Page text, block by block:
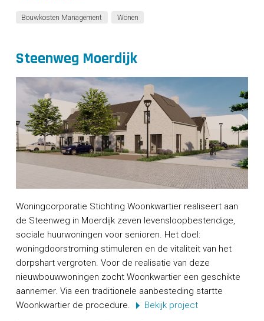
Bouwkosten Management Wonen
Steenweg Moerdijk
Woningcorporatie Stichting Woonkwartier realiseert aan
de Steenweg in Moerdijk zeven levensloopbestendige,
sociale huurwoningen voor senioren. Het doel:
woningdoorstroming stimuleren en de vitaliteit van het
dorpshart vergroten. Voor de realisatie van deze
nieuwbouwwoningen zocht Woonkwartier een geschikte
aannemer. Via een traditionele aanbesteding startte
Woonkwartier de procedure.
Bekijk project